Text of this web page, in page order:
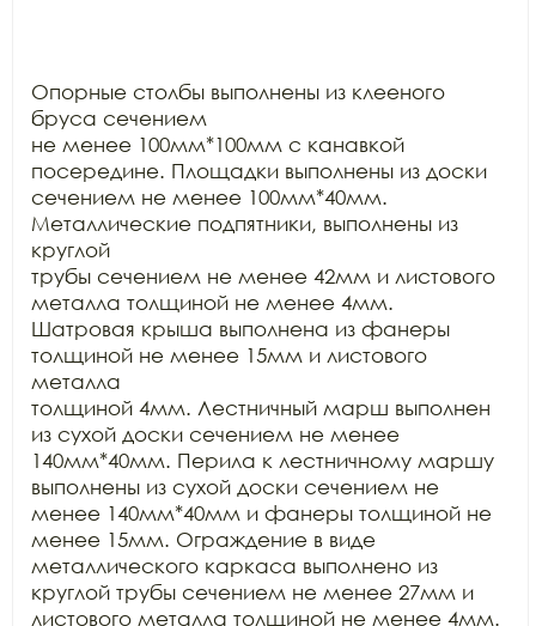
Опорные столбы выполнены из клееного
бруса сечением
не менее 100мм*100мм с канавкой
посередине. Площадки выполнены из доски
сечением не менее 100мм*40мм.
Металлические подпятники, выполнены из
круглой
трубы сечением не менее 42мм и листового
металла толщиной не менее 4мм.
Шатровая крыша выполнена из фанеры
толщиной не менее 15мм и листового
металла
толщиной 4мм. Лестничный марш выполнен
из сухой доски сечением не менее
140мм*40мм. Перила к лестничному маршу
выполнены из сухой доски сечением не
менее 140мм*40мм и фанеры толщиной не
менее 15мм. Ограждение в виде
металлического каркаса выполнено из
круглой трубы сечением не менее 27мм и
листового металла толщиной не менее 4мм.